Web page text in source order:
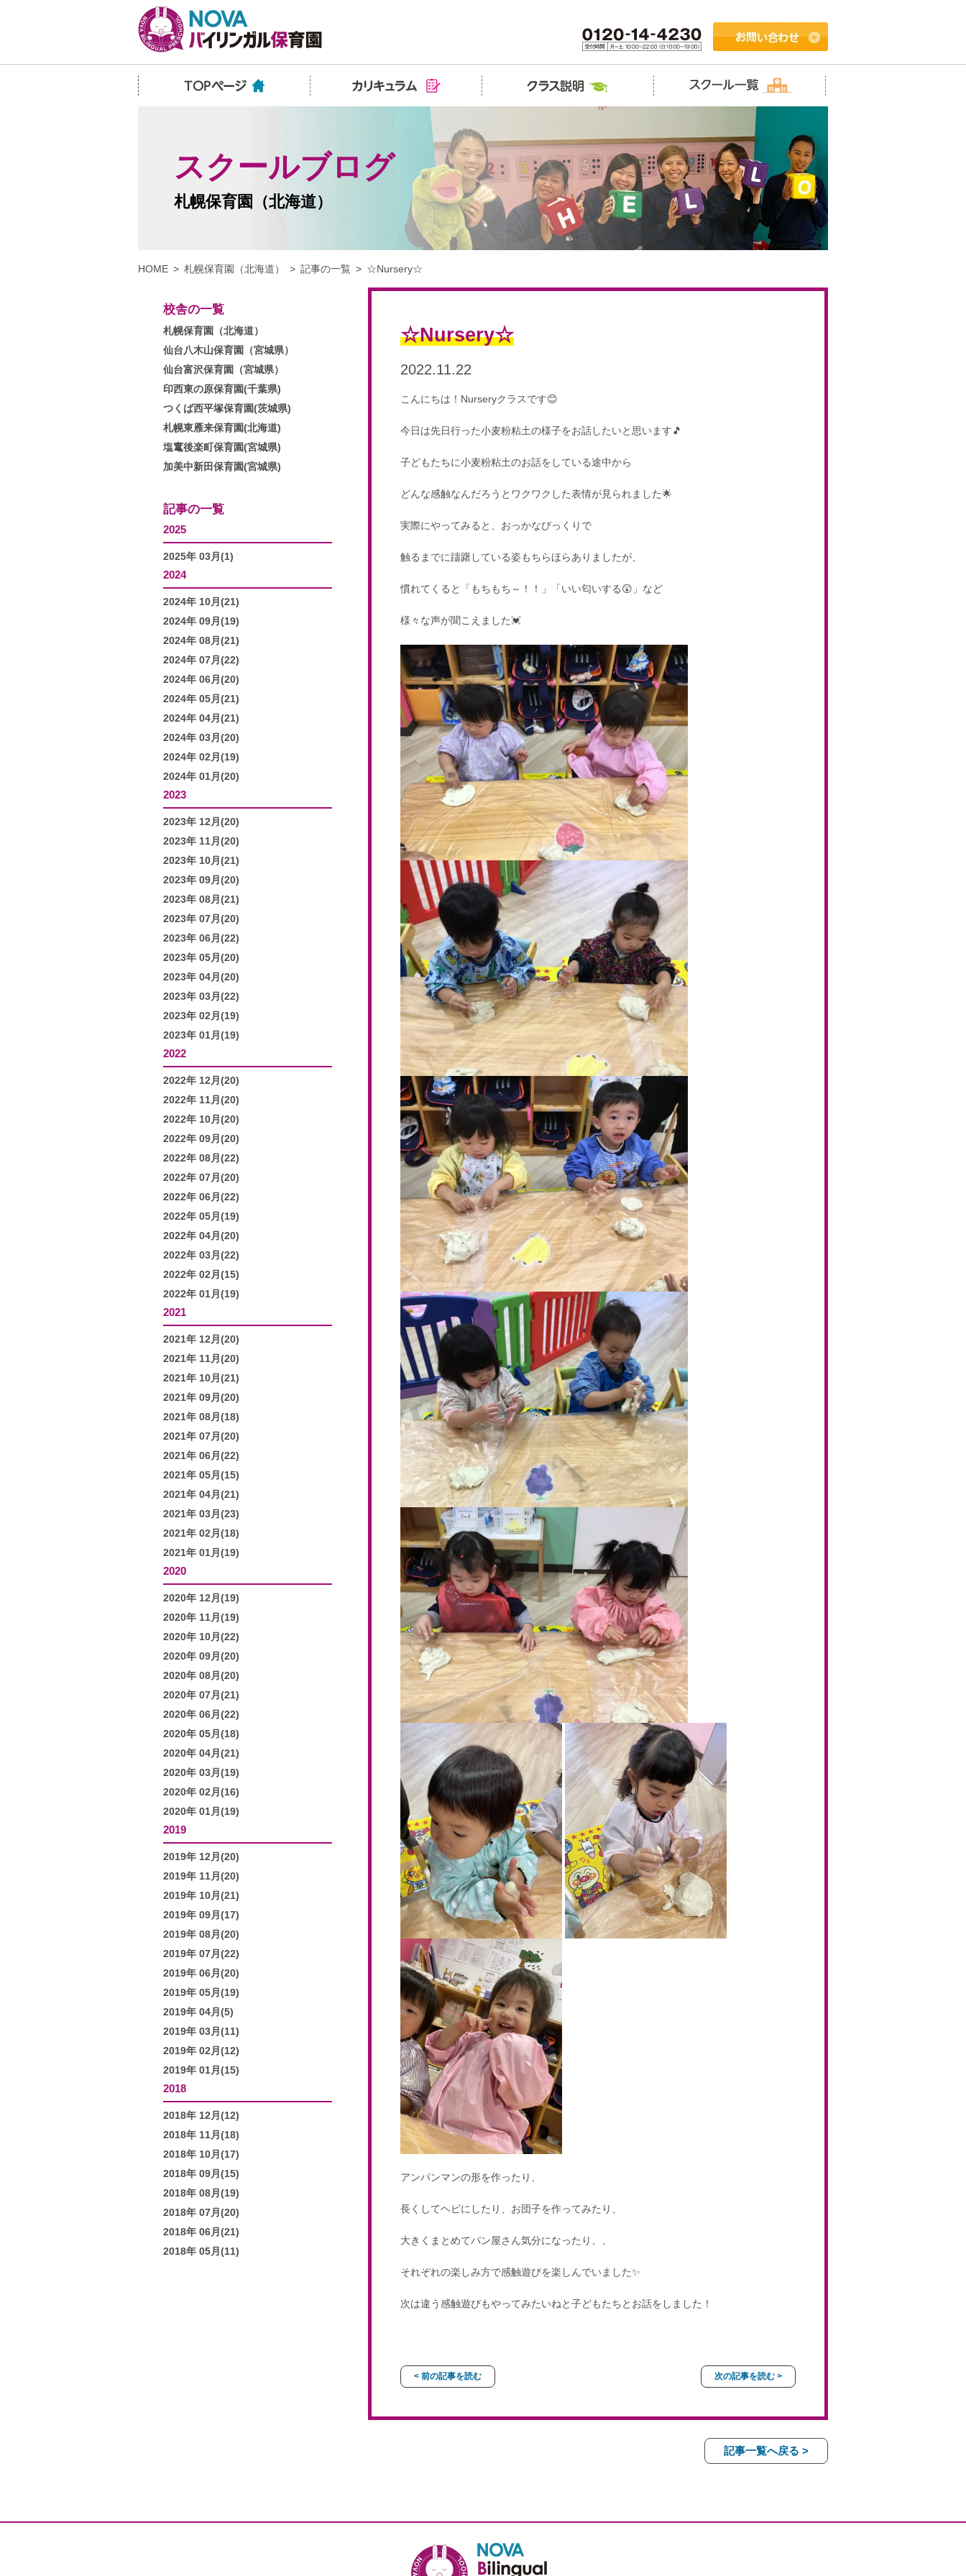
スクールブログ
札幌保育園（北海道）
HOME 札幌保育園（北海道） 記事の一覧 ☆Nursery☆
校舎の一覧
札幌保育園（北海道）
仙台八木山保育園（宮城県）
仙台富沢保育園（宮城県）
印西東の原保育園(千葉県)
つくば西平塚保育園(茨城県)
札幌東雁来保育園(北海道)
塩竃後楽町保育園(宮城県)
加美中新田保育園(宮城県)
記事の一覧
2025
2025年 03月(1)
2024
2024年 10月(21)
2024年 09月(19)
2024年 08月(21)
2024年 07月(22)
2024年 06月(20)
2024年 05月(21)
2024年 04月(21)
2024年 03月(20)
2024年 02月(19)
2024年 01月(20)
2023
2023年 12月(20)
2023年 11月(20)
2023年 10月(21)
2023年 09月(20)
2023年 08月(21)
2023年 07月(20)
2023年 06月(22)
2023年 05月(20)
2023年 04月(20)
2023年 03月(22)
2023年 02月(19)
2023年 01月(19)
2022
2022年 12月(20)
2022年 11月(20)
2022年 10月(20)
2022年 09月(20)
2022年 08月(22)
2022年 07月(20)
2022年 06月(22)
2022年 05月(19)
2022年 04月(20)
2022年 03月(22)
2022年 02月(15)
2022年 01月(19)
2021
2021年 12月(20)
2021年 11月(20)
2021年 10月(21)
2021年 09月(20)
2021年 08月(18)
2021年 07月(20)
2021年 06月(22)
2021年 05月(15)
2021年 04月(21)
2021年 03月(23)
2021年 02月(18)
2021年 01月(19)
2020
2020年 12月(19)
2020年 11月(19)
2020年 10月(22)
2020年 09月(20)
2020年 08月(20)
2020年 07月(21)
2020年 06月(22)
2020年 05月(18)
2020年 04月(21)
2020年 03月(19)
2020年 02月(16)
2020年 01月(19)
2019
2019年 12月(20)
2019年 11月(20)
2019年 10月(21)
2019年 09月(17)
2019年 08月(20)
2019年 07月(22)
2019年 06月(20)
2019年 05月(19)
2019年 04月(5)
2019年 03月(11)
2019年 02月(12)
2019年 01月(15)
2018
2018年 12月(12)
2018年 11月(18)
2018年 10月(17)
2018年 09月(15)
2018年 08月(19)
2018年 07月(20)
2018年 06月(21)
2018年 05月(11)
☆Nursery☆
2022.11.22
こんにちは！Nurseryクラスです😊
今日は先日行った小麦粉粘土の様子をお話したいと思います🎵
子どもたちに小麦粉粘土のお話をしている途中から
どんな感触なんだろうとワクワクした表情が見られました🌟
実際にやってみると、おっかなびっくりで
触るまでに躊躇している姿もちらほらありましたが、
慣れてくると「もちもち～！！」「いい匂いする😲」など
様々な声が聞こえました💓
アンパンマンの形を作ったり、
長くしてヘビにしたり、お団子を作ってみたり、
大きくまとめてパン屋さん気分になったり、、
それぞれの楽しみ方で感触遊びを楽しんでいました✨
次は違う感触遊びもやってみたいねと子どもたちとお話をしました！
< 前の記事を読む 次の記事を読む >
記事一覧へ戻る >